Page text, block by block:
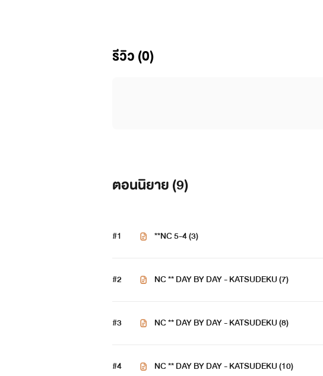
รีวิว (0)
ตอนนิยาย (9)
#1 **NC 5-4 (3)
#2 NC ** DAY BY DAY - KATSUDEKU (7)
#3 NC ** DAY BY DAY - KATSUDEKU (8)
#4 NC ** DAY BY DAY - KATSUDEKU (10)